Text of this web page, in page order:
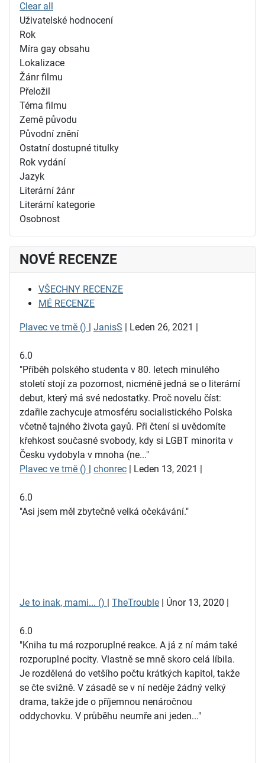
Clear all
Uživatelské hodnocení
Rok
Míra gay obsahu
Lokalizace
Žánr filmu
Přeložil
Téma filmu
Země původu
Původní znění
Ostatní dostupné titulky
Rok vydání
Jazyk
Literární žánr
Literární kategorie
Osobnost
NOVÉ RECENZE
VŠECHNY RECENZE
MÉ RECENZE
Plavec ve tmě () | JanisS | Leden 26, 2021 |
6.0
"Příběh polského studenta v 80. letech minulého
století stojí za pozornost, nicméně jedná se o literární
debut, který má své nedostatky. Proč novelu číst:
zdařile zachycuje atmosféru socialistického Polska
včetně tajného života gayů. Při čtení si uvědomíte
křehkost současné svobody, kdy si LGBT minorita v
Česku vydobyla v mnoha (ne..."
Plavec ve tmě () | chonrec | Leden 13, 2021 |
6.0
"Asi jsem měl zbytečně velká očekávání."
Je to inak, mami... () | TheTrouble | Únor 13, 2020 |
6.0
"Kniha tu má rozporuplné reakce. A já z ní mám také
rozporuplné pocity. Vlastně se mně skoro celá líbila.
Je rozdělená do vetšího počtu krátkých kapitol, takže
se čte svižně. V zásadě se v ní neděje žádný velký
drama, takže jde o příjemnou nenáročnou
oddychovku. V průběhu neumře ani jeden..."